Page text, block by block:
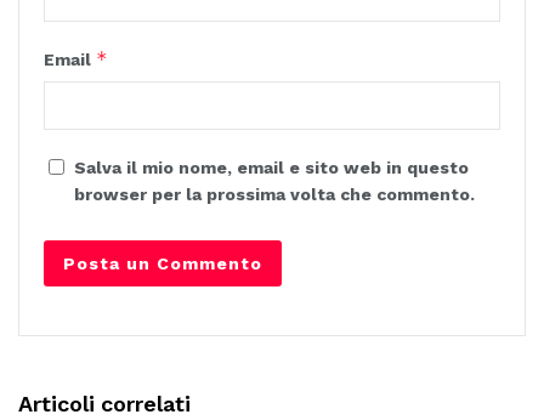
Email *
Salva il mio nome, email e sito web in questo
browser per la prossima volta che commento.
Articoli correlati